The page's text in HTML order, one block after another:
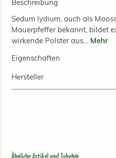
Beschreibung
Sedum lydium, auch als
Mauerpfeffer bekannt, bildet
wirkende Polster aus… Mehr
Eigenschaften
Hersteller
Produktgalerie überspringen